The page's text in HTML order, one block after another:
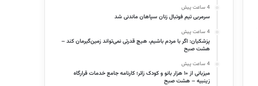
4 ساعت پیش
سرمربی تیم فوتبال زنان سپاهان ماندنی شد
4 ساعت پیش
پزشکیان: اگر با مردم باشیم، هیچ قدرتی نمی‌تواند زمین‌گیرمان کند –
هشت صبح
4 ساعت پیش
میزبانی از ۱۰ هزار بانو و کودک زائر؛ کارنامه جامع خدمات قرارگاه
زینبیه – هشت صبح